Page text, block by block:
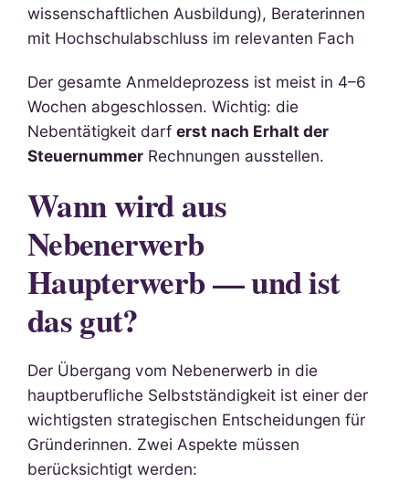
wissenschaftlichen Ausbildung), Beraterinnen
mit Hochschulabschluss im relevanten Fach
Der gesamte Anmeldeprozess ist meist in 4–6
Wochen abgeschlossen. Wichtig: die
Nebentätigkeit darf erst nach Erhalt der
Steuernummer Rechnungen ausstellen.
Wann wird aus
Nebenerwerb
Haupterwerb — und ist
das gut?
Der Übergang vom Nebenerwerb in die
hauptberufliche Selbstständigkeit ist einer der
wichtigsten strategischen Entscheidungen für
Gründerinnen. Zwei Aspekte müssen
berücksichtigt werden: